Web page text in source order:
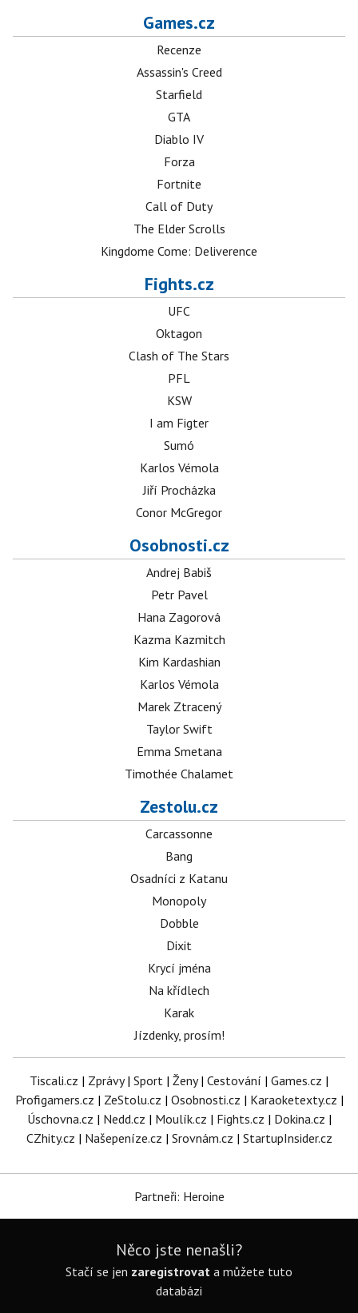
Games.cz
Recenze
Assassin's Creed
Starfield
GTA
Diablo IV
Forza
Fortnite
Call of Duty
The Elder Scrolls
Kingdome Come: Deliverence
Fights.cz
UFC
Oktagon
Clash of The Stars
PFL
KSW
I am Figter
Sumó
Karlos Vémola
Jiří Procházka
Conor McGregor
Osobnosti.cz
Andrej Babiš
Petr Pavel
Hana Zagorová
Kazma Kazmitch
Kim Kardashian
Karlos Vémola
Marek Ztracený
Taylor Swift
Emma Smetana
Timothée Chalamet
Zestolu.cz
Carcassonne
Bang
Osadníci z Katanu
Monopoly
Dobble
Dixit
Krycí jména
Na křídlech
Karak
Jízdenky, prosím!
Tiscali.cz | Zprávy| Sport | Ženy| Cestování | Games.cz |
Profigamers.cz | ZeStolu.cz | Osobnosti.cz | Karaoketexty.cz |
Úschovna.cz | Nedd.cz | Moulík.cz | Fights.cz | Dokina.cz |
CZhity.cz | Našepeníze.cz | Srovnám.cz | StartupInsider.cz
Partneři: Heroine
Něco jste nenašli?
Stačí se jen zaregistrovat a můžete tuto
databázi